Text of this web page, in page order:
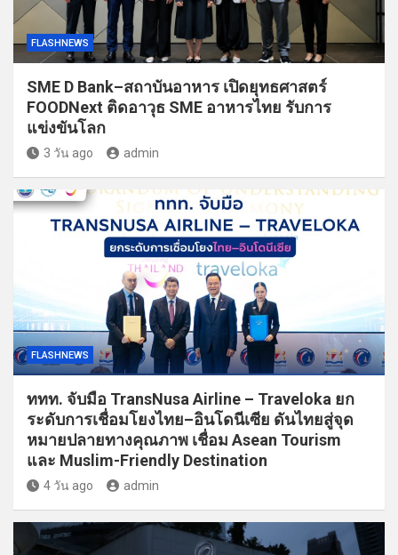
FLASHNEWS
SME D Bank–สถาบันอาหาร เปิดยุทธศาสตร์
FOODNext ติดอาวุธ SME อาหารไทย รับการ
แข่งขันโลก
3 วัน ago admin
FLASHNEWS
ททท. จับมือ TransNusa Airline – Traveloka ยก
ระดับการเชื่อมโยงไทย–อินโดนีเซีย ดันไทยสู่จุด
หมายปลายทางคุณภาพ เชื่อม Asean Tourism
และ Muslim-Friendly Destination
4 วัน ago admin